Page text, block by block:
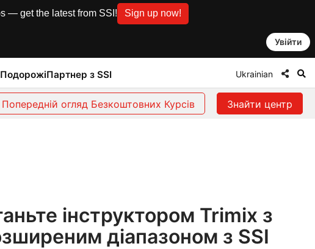
— get the latest from SSI! Sign up now!
Увійти
Партнер з SSI Ukrainian
Попередній огляд Безкоштовних Курсів Знайти центр
інструктором Trimix з
діапазоном з SSI